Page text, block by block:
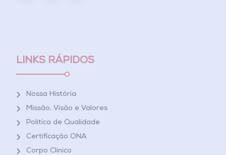
LINKS RÁPIDOS
Nossa História
Missão, Visão e Valores
Política de Qualidade
Certificação ONA
Corpo Clínico